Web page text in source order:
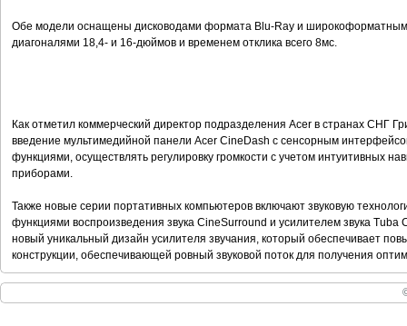
Обе модели оснащены дисководами формата Blu-Ray и
диагоналями 18,4- и 16-дюймов и временем отклика всего 8мс.
Как отметил коммерческий директор подразделения Acer в странах СНГ
введение мультимедийной панели Acer CineDash с сенсорным
функциями, осуществлять регулировку громкости с учетом интуитивных
приборами.
Также новые серии портативных компьютеров включают звуковую
функциями воспроизведения звука CineSurround и усилителем звука Tuba
новый уникальный дизайн усилителя звучания, который обеспечивает
конструкции, обеспечивающей ровный звуковой поток для получения